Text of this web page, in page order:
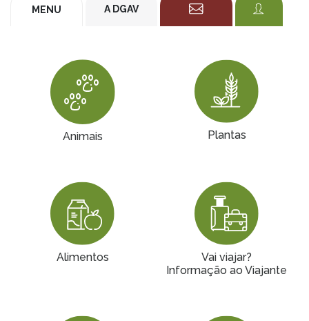
MENU A DGAV
Animais Plantas
Alimentos
Vai viajar?
Informação ao Viajante